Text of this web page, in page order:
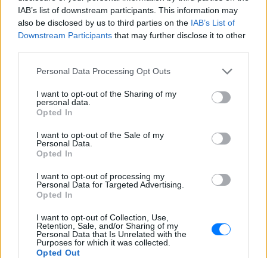
IAB’s list of downstream participants. This information may
also be disclosed by us to third parties on the IAB’s List of
Downstream Participants that may further disclose it to other
Personal Data Processing Opt Outs
I want to opt-out of the Sharing of my
personal data.
Opted In
I want to opt-out of the Sale of my
Personal Data.
Opted In
I want to opt-out of processing my
Personal Data for Targeted Advertising.
Opted In
I want to opt-out of Collection, Use,
Retention, Sale, and/or Sharing of my
Personal Data that Is Unrelated with the
Purposes for which it was collected.
Opted Out